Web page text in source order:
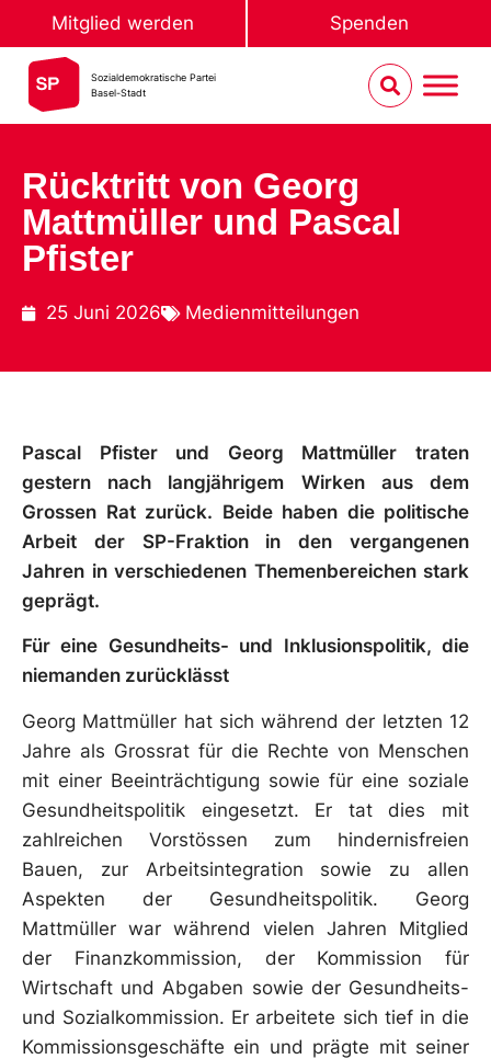
Mitglied werden Spenden
Sozialdemokratische Partei
Basel-Stadt
Rücktritt von Georg
Mattmüller und Pascal
Pfister
25 Juni 2026 Medienmitteilungen
Pascal Pfister und Georg Mattmüller traten
gestern nach langjährigem Wirken aus dem
Grossen Rat zurück. Beide haben die politische
Arbeit der SP-Fraktion in den vergangenen
Jahren in verschiedenen Themenbereichen stark
geprägt.
Für eine Gesundheits- und Inklusionspolitik, die
niemanden zurücklässt
Georg Mattmüller hat sich während der letzten 12
Jahre als Grossrat für die Rechte von Menschen
mit einer Beeinträchtigung sowie für eine soziale
Gesundheitspolitik eingesetzt. Er tat dies mit
zahlreichen Vorstössen zum hindernisfreien
Bauen, zur Arbeitsintegration sowie zu allen
Aspekten der Gesundheitspolitik. Georg
Mattmüller war während vielen Jahren Mitglied
der Finanzkommission, der Kommission für
Wirtschaft und Abgaben sowie der Gesundheits-
und Sozialkommission. Er arbeitete sich tief in die
Kommissionsgeschäfte ein und prägte mit seiner